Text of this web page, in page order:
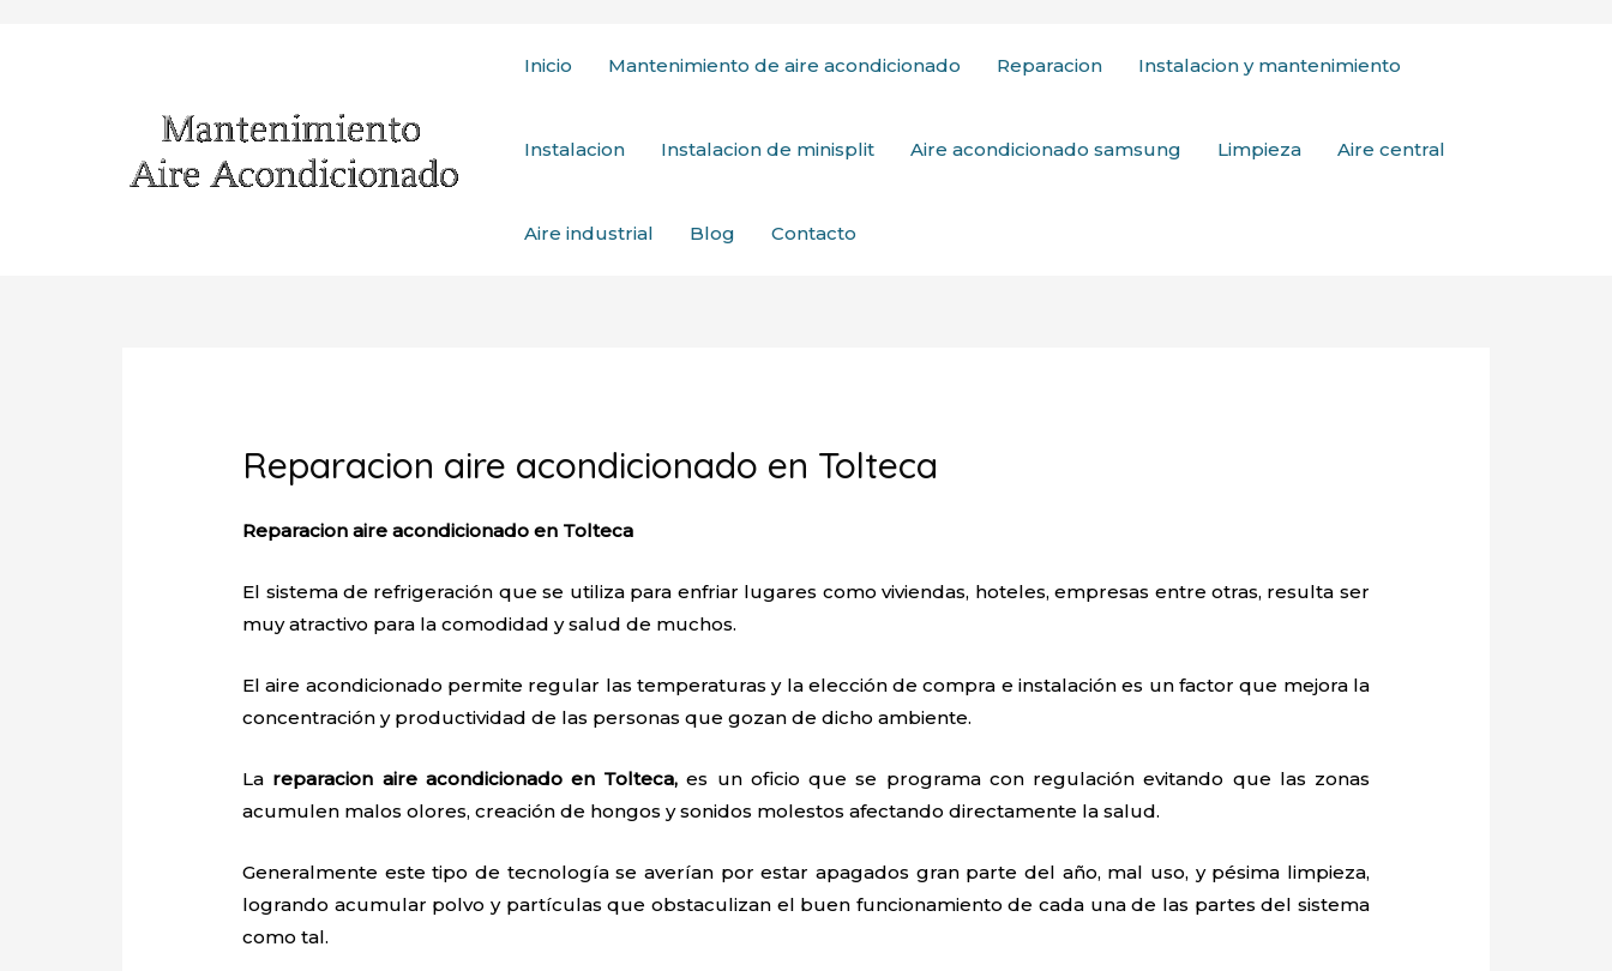
Inicio Mantenimiento de aire acondicionado Reparacion Instalacion y mantenimiento
Instalacion Instalacion de minisplit Aire acondicionado samsung Limpieza Aire central
Aire industrial Blog Contacto
Reparacion aire acondicionado en Tolteca
Reparacion aire acondicionado en Tolteca
El sistema de refrigeración que se utiliza para enfriar lugares como viviendas, hoteles, empresas entre otras, resulta ser
muy atractivo para la comodidad y salud de muchos.
El aire acondicionado permite regular las temperaturas y la elección de compra e instalación es un factor que mejora la
concentración y productividad de las personas que gozan de dicho ambiente.
La reparacion aire acondicionado en Tolteca, es un oficio que se programa con regulación evitando que las zonas
acumulen malos olores, creación de hongos y sonidos molestos afectando directamente la salud.
Generalmente este tipo de tecnología se averían por estar apagados gran parte del año, mal uso, y pésima limpieza,
logrando acumular polvo y partículas que obstaculizan el buen funcionamiento de cada una de las partes del sistema
como tal.